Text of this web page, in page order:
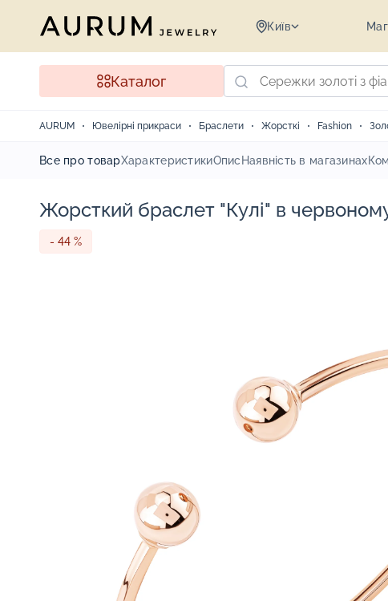
Київ
Каталог
AURUM Ювелірні прикраси Браслети Жорсткі Fashion
Все про товарХарактеристикиОпис Наявність в магазинах
Жорсткий браслет "Кулі" в
- 44 %